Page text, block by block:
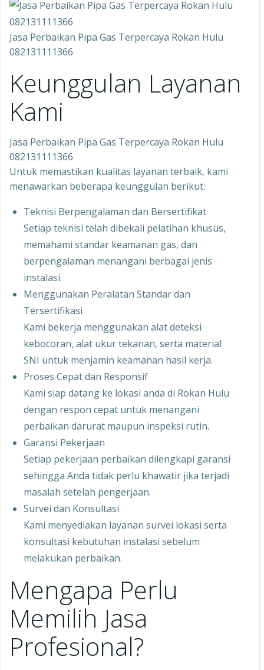
Jasa Perbaikan Pipa Gas Terpercaya Rokan Hulu
082131111366
Keunggulan Layanan
Kami
Jasa Perbaikan Pipa Gas Terpercaya Rokan Hulu
082131111366
Untuk memastikan kualitas layanan terbaik, kami
menawarkan beberapa keunggulan berikut:
Teknisi Berpengalaman dan Bersertifikat
Setiap teknisi telah dibekali pelatihan khusus,
memahami standar keamanan gas, dan
berpengalaman menangani berbagai jenis
instalasi.
Menggunakan Peralatan Standar dan
Tersertifikasi
Kami bekerja menggunakan alat deteksi
kebocoran, alat ukur tekanan, serta material
SNI untuk menjamin keamanan hasil kerja.
Proses Cepat dan Responsif
Kami siap datang ke lokasi anda di Rokan Hulu
dengan respon cepat untuk menangani
perbaikan darurat maupun inspeksi rutin.
Garansi Pekerjaan
Setiap pekerjaan perbaikan dilengkapi garansi
sehingga Anda tidak perlu khawatir jika terjadi
masalah setelah pengerjaan.
Survei dan Konsultasi
Kami menyediakan layanan survei lokasi serta
konsultasi kebutuhan instalasi sebelum
melakukan perbaikan.
Mengapa Perlu
Memilih Jasa
Profesional?